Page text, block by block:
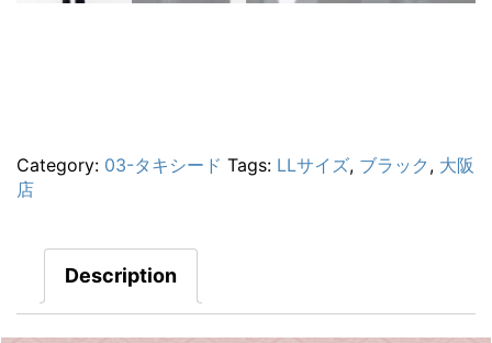
Category: 03-タキシード Tags: LLサイズ, ブラック , 大阪
店
Description